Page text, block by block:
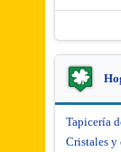
Tapicería
Cristales y